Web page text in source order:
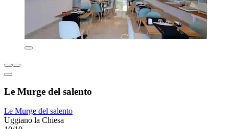
Le Murge del salento
Le Murge del salento
Uggiano la Chiesa